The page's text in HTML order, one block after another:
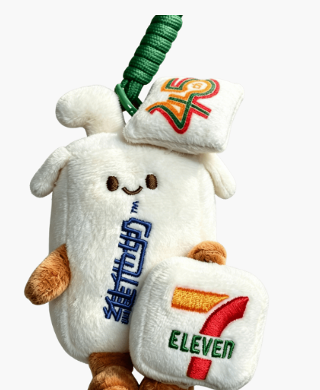
Copyright © 東周網 版權所有 . 不得轉載
©Eastweek.com.hk. All rights reserved.